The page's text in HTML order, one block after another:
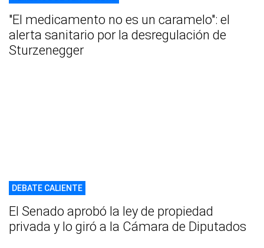
"El medicamento no es un caramelo": el
alerta sanitario por la desregulación de
Sturzenegger
DEBATE CALIENTE
El Senado aprobó la ley de propiedad
privada y lo giró a la Cámara de Diputados